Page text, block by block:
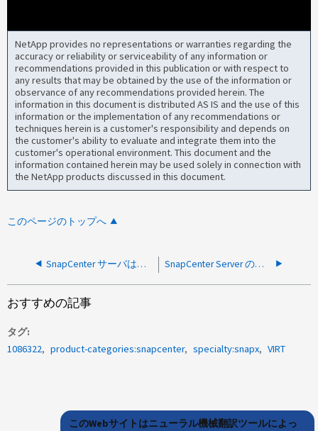
NetApp provides no representations or warranties regarding the
accuracy or reliability or serviceability of any information or
recommendations provided in this publication or with respect to
any results that may be obtained by the use of the information or
observance of any recommendations provided herein. The
information in this document is distributed AS IS and the use of this
information or the implementation of any recommendations or
techniques herein is a customer's responsibility and depends on
the customer's ability to evaluate and integrate them into the
customer's operational environment. This document and the
information contained herein may be used solely in connection with
the NetApp products discussed in this document.
このページのトップへ
SnapCenter サーバは、ポート 8146 が原因でアクセス認証エラーを取得します ジョブが失敗しました SnapCenter Server のアップグレードのインストールは、ウイルス対策がアクティブな状態で SMcore のアップグレードのインストールに失敗することがあります
おすすめの記事
タグ
1086322
product-categories:snapcenter specialty:snapx VIRT
このWebサイトはニューラル機械翻訳ツールによっ